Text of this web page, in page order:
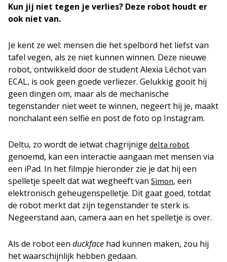
Kun jij niet tegen je verlies? Deze robot houdt er
ook niet van.
Je kent ze wel: mensen die het spelbord het liefst van
tafel vegen, als ze niet kunnen winnen. Deze nieuwe
robot, ontwikkeld door de student Alexia Léchot van
ECAL, is ook geen goede verliezer. Gelukkig gooit hij
geen dingen om, maar als de mechanische
tegenstander niet weet te winnen, negeert hij je, maakt
nonchalant een selfie en post de foto op Instagram.
Deltu, zo wordt de ietwat chagrijnige delta robot
genoemd, kan een interactie aangaan met mensen via
een iPad. In het filmpje hieronder zie je dat hij een
spelletje speelt dat wat wegheeft van Simon, een
elektronisch geheugenspelletje. Dit gaat goed, totdat
de robot merkt dat zijn tegenstander te sterk is.
Negeerstand aan, camera aan en het spelletje is over.
Als de robot een duckface had kunnen maken, zou hij
het waarschijnlijk hebben gedaan.